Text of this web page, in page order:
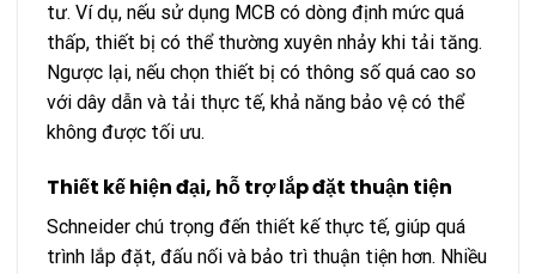
tư. Ví dụ, nếu sử dụng MCB có dòng định mức quá
thấp, thiết bị có thể thường xuyên nhảy khi tải tăng.
Ngược lại, nếu chọn thiết bị có thông số quá cao so
với dây dẫn và tải thực tế, khả năng bảo vệ có thể
không được tối ưu.
Thiết kế hiện đại, hỗ trợ lắp đặt thuận tiện
Schneider chú trọng đến thiết kế thực tế, giúp quá
trình lắp đặt, đấu nối và bảo trì thuận tiện hơn. Nhiều